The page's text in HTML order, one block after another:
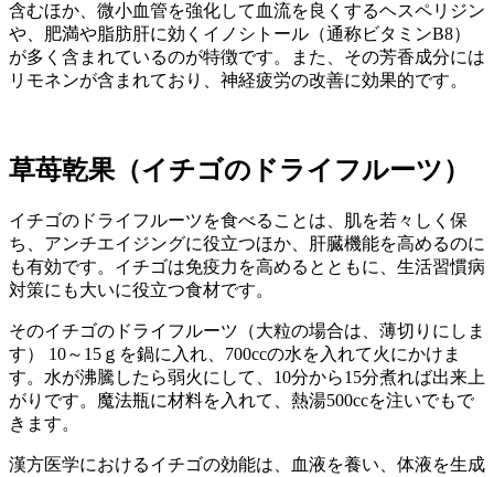
含むほか、微小血管を強化して血流を良くするヘスペリジン
や、肥満や脂肪肝に効くイノシトール（通称ビタミンB8）
が多く含まれているのが特徴です。また、その芳香成分には
リモネンが含まれており、神経疲労の改善に効果的です。
草苺乾果（イチゴのドライフルーツ）
イチゴのドライフルーツを食べることは、肌を若々しく保
ち、アンチエイジングに役立つほか、肝臓機能を高めるのに
も有効です。イチゴは免疫力を高めるとともに、生活習慣病
対策にも大いに役立つ食材です。
そのイチゴのドライフルーツ（大粒の場合は、薄切りにしま
す） 10～15ｇを鍋に入れ、700ccの水を入れて火にかけま
す。水が沸騰したら弱火にして、10分から15分煮れば出来上
がりです。魔法瓶に材料を入れて、熱湯500ccを注いでもで
きます。
漢方医学におけるイチゴの効能は、血液を養い、体液を生成